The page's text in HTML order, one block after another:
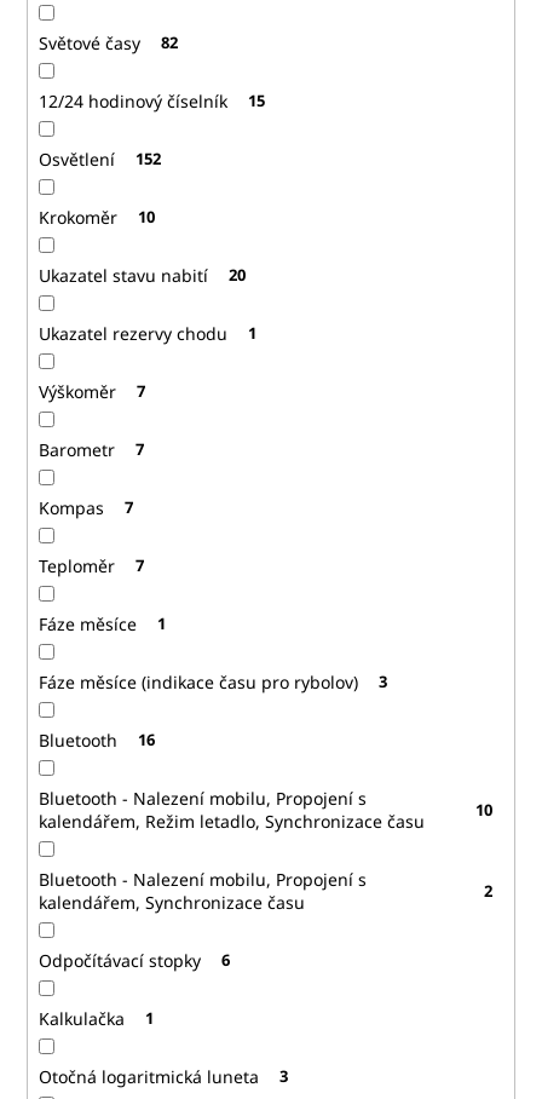
Světové časy 82
12/24 hodinový číselník 15
Osvětlení 152
Krokoměr 10
Ukazatel stavu nabití 20
Ukazatel rezervy chodu 1
Výškoměr 7
Barometr 7
Kompas 7
Teploměr 7
Fáze měsíce 1
Fáze měsíce (indikace času pro rybolov) 3
Bluetooth 16
Bluetooth - Nalezení mobilu, Propojení s
kalendářem, Režim letadlo, Synchronizace času
10
Bluetooth - Nalezení mobilu, Propojení s
kalendářem, Synchronizace času
2
Odpočítávací stopky 6
Kalkulačka 1
Otočná logaritmická luneta 3